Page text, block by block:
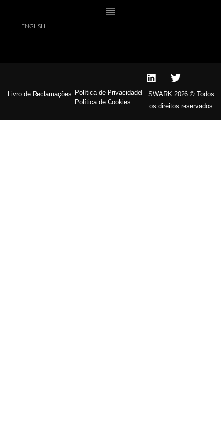
ENGLISH
you are lucky to come over a privatly sold object you can save
Livro de Reclamações
Política de Privacidade
Política de Cookies
SWARK 2026 © Todos
os direitos reservados